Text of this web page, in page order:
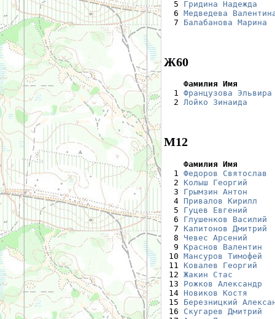
  5
Гридина Надежда
  6
Медведева
  7
Балабанова Марина
Ж60
Фамилия Имя
1 Французова Эльвира
  2
Лойко Зинаида
М12
Фамилия Имя
1 Федоров Святослав
  2
Колыш Георгий
  3
Грымзин Антон
  4
Привалов Кирилл
  5
Гуцев Евгений
  6
Глушенков Василий
  7
Капитонов Дмитрий
  8
Чевес Арсений
  9
Краснов Валентин
10 Мансуров Тимофей
11 Ковалев Георгий
12 Жакин Стас
13 Рожков Александр
14 Новиков Костя
15 Березницкий
16 Скугарев Дмитрий